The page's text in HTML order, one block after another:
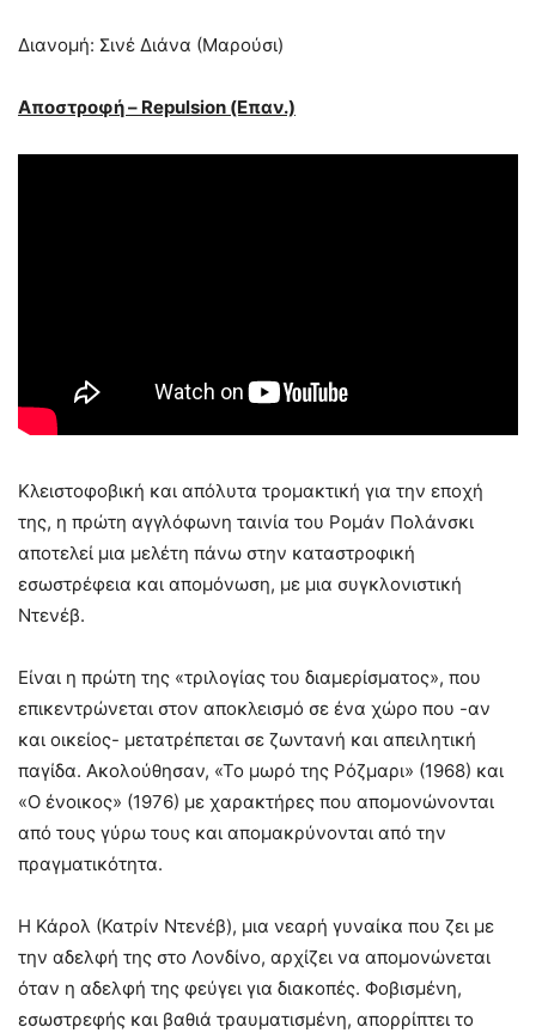
Διανομή: Σινέ Διάνα (Μαρούσι)
Αποστροφή – Repulsion (Επαν.)
Κλειστοφοβική και απόλυτα τρομακτική για την εποχή
της, η πρώτη αγγλόφωνη ταινία του Ρομάν Πολάνσκι
αποτελεί μια μελέτη πάνω στην καταστροφική
εσωστρέφεια και απομόνωση, με μια συγκλονιστική
Ντενέβ.
Είναι η πρώτη της «τριλογίας του διαμερίσματος», που
επικεντρώνεται στον αποκλεισμό σε ένα χώρο που -αν
και οικείος- μετατρέπεται σε ζωντανή και απειλητική
παγίδα. Ακολούθησαν, «Το μωρό της Ρόζμαρι» (1968) και
«Ο ένοικος» (1976) με χαρακτήρες που απομονώνονται
από τους γύρω τους και απομακρύνονται από την
πραγματικότητα.
Η Κάρολ (Κατρίν Ντενέβ), μια νεαρή γυναίκα που ζει με
την αδελφή της στο Λονδίνο, αρχίζει να απομονώνεται
όταν η αδελφή της φεύγει για διακοπές. Φοβισμένη,
εσωστρεφής και βαθιά τραυματισμένη, απορρίπτει το